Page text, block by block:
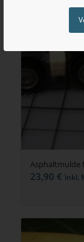
Asphaltmulde
23,90 € inkl.